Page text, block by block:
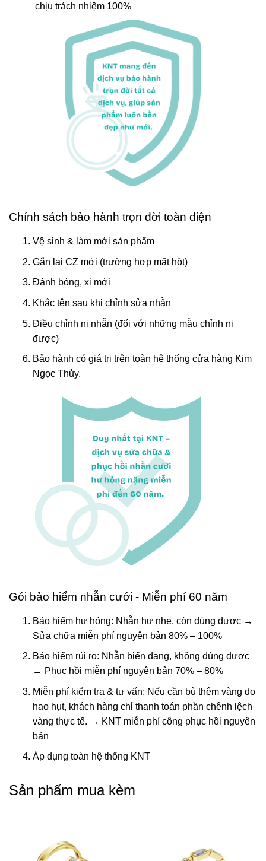
chịu trách nhiệm 100%
Chính sách bảo hành trọn đời toàn diện
Vệ sinh & làm mới sản phẩm
Gắn lại CZ mới (trường hợp mất hột)
Đánh bóng, xi mới
Khắc tên sau khi chỉnh sửa nhẫn
Điều chỉnh ni nhẫn (đối với những mẫu chỉnh ni
được)
Bảo hành có giá trị trên toàn hệ thống cửa hàng Kim
Ngọc Thủy.
Gói bảo hiểm nhẫn cưới - Miễn phí 60 năm
Bảo hiểm hư hỏng: Nhẫn hư nhẹ, còn dùng được →
Sửa chữa miễn phí nguyên bản 80% – 100%
Bảo hiểm rủi ro: Nhẫn biến dạng, không dùng được
→ Phục hồi miễn phí nguyên bản 70% – 80%
Miễn phí kiểm tra & tư vấn: Nếu cần bù thêm vàng do
hao hụt, khách hàng chỉ thanh toán phần chênh lệch
vàng thực tế. → KNT miễn phí công phục hồi nguyên
bản
Áp dụng toàn hệ thống KNT
Sản phẩm mua kèm